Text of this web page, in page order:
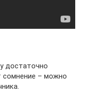
достаточно
сомнение – можно